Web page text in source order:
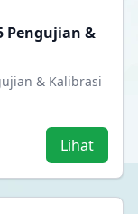
Pengujian &
& Kalibrasi
Lihat